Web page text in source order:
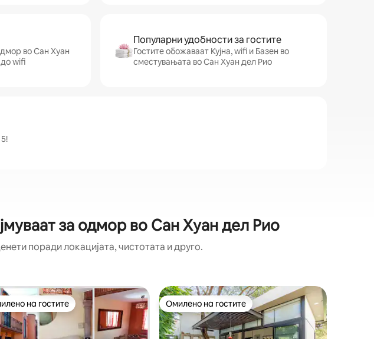
во Сан Хуан
до wifi
Популарни удобности за гостите
Гостите обожаваат Кујна, wifi и Базен во
сместувањата во Сан Хуан дел Рио
за одмор во Сан Хуан дел Рио
поради локацијата, чистотата и друго.
на гостите
на гостите Омилено на гостите
Омилено на гостите